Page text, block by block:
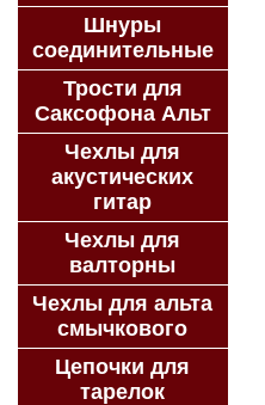
Шнуры
соединительные
Трости для
Саксофона Альт
Чехлы для
акустических
гитар
Чехлы для
валторны
Чехлы для альта
смычкового
Цепочки для
тарелок